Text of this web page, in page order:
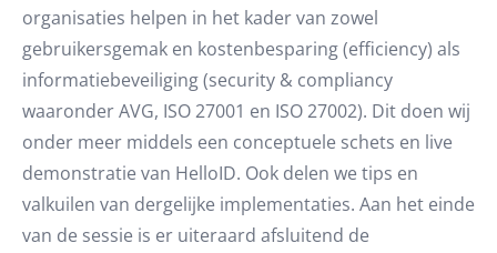
organisaties helpen in het kader van zowel
gebruikersgemak en kostenbesparing (efficiency) als
informatiebeveiliging (security & compliancy
waaronder AVG, ISO 27001 en ISO 27002). Dit doen wij
onder meer middels een conceptuele schets en live
demonstratie van HelloID. Ook delen we tips en
valkuilen van dergelijke implementaties. Aan het einde
van de sessie is er uiteraard afsluitend de